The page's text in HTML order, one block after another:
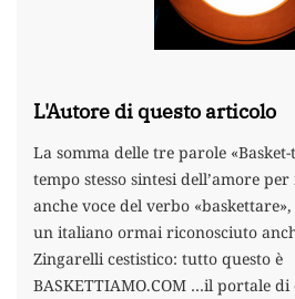
L'Autore di questo articolo
La somma delle tre parole «Basket-
tempo stesso sintesi dell’amore
anche voce del verbo
un italiano ormai riconosciuto
Zingarelli cestistico: tutto questo è
BASKETTIAMO.COM …il portale di